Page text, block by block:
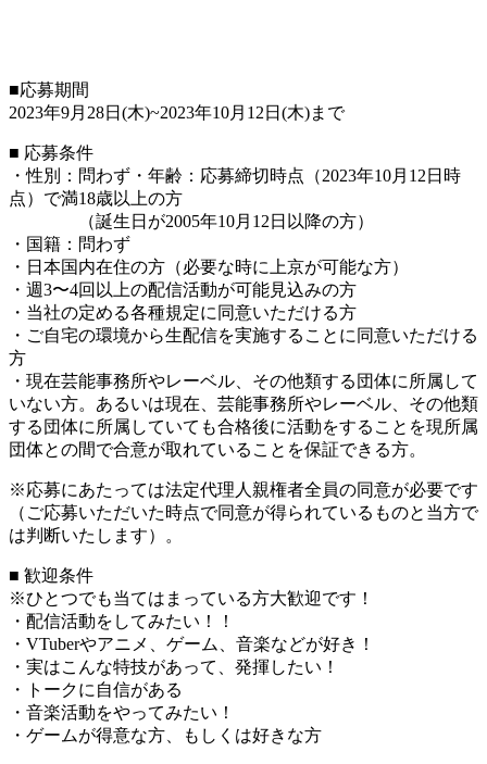
■応募期間
2023年9月28日(木)~2023年10月12日(木)まで
■ 応募条件
・性別：問わず・年齢：応募締切時点（2023年10月12日時
点）で満18歳以上の方
（誕生日が2005年10月12日以降の方）
・国籍：問わず
・日本国内在住の方（必要な時に上京が可能な方）
・週3〜4回以上の配信活動が可能見込みの方
・当社の定める各種規定に同意いただける方
・ご自宅の環境から生配信を実施することに同意いただける
方
・現在芸能事務所やレーベル、その他類する団体に所属して
いない方。あるいは現在、芸能事務所やレーベル、その他類
する団体に所属していても合格後に活動をすることを現所属
団体との間で合意が取れていることを保証できる方。
※応募にあたっては法定代理人親権者全員の同意が必要です
（ご応募いただいた時点で同意が得られているものと当方で
は判断いたします）。
■ 歓迎条件
※ひとつでも当てはまっている方大歓迎です！
・配信活動をしてみたい！！
・VTuberやアニメ、ゲーム、音楽などが好き！
・実はこんな特技があって、発揮したい！
・トークに自信がある
・音楽活動をやってみたい！
・ゲームが得意な方、もしくは好きな方